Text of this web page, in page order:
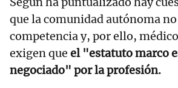
que la comunidad autónoma
competencia y, por ello,
exigen que el "estatuto marco
negociado" por la profesión.